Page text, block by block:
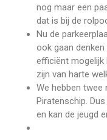
nog maar een
dat is bij de
Nu de
ook gaan
efficiënt mogelijk
zijn van harte
We hebben
Piratenschip.
en kan de jeugd